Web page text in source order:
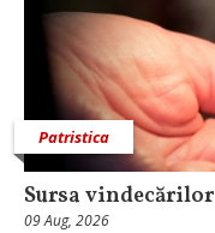
Patristica
Sursa vindecărilor
09 Aug, 2026